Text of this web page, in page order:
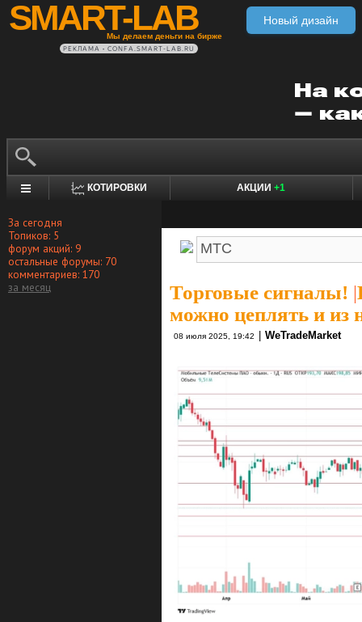
SMART-LAB
Мы делаем деньги на бирже
Новый дизайн
РЕКЛАМА • CONFA.SMART-LAB.RU
КОТИРОВКИ АКЦИИ +1
За сегодня
Топиков: 5
форум акций: 9
остальные форумы: 70
комментариев: 170
за месяц
Торговые сигналы! |
можно цеплять и из
08 июля 2025, 19:42 WeTradeMarket